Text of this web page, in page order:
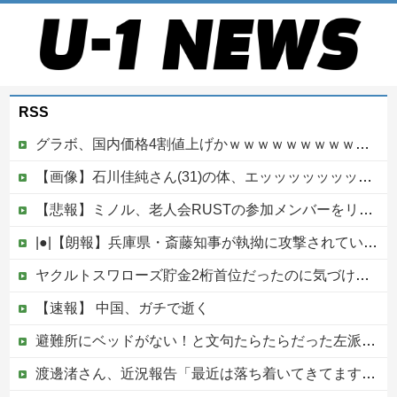
RSS
グラボ、国内価格4割値上げかｗｗｗｗｗｗｗｗｗｗｗｗｗｗｗｗ
【画像】石川佳純さん(31)の体、エッッッッッッッッッッッッッッッッッ！
【悲報】ミノル、老人会RUSTの参加メンバーをリークしていた模様…
|●|【朗報】兵庫県・斎藤知事が執拗に攻撃されている理由判明、県民も知らなかった「多額の費用が発生する状況」を一斉排除
ヤクルトスワローズ貯金2桁首位だったのに気づけば4位DeNAとゲーム差0他
【速報】 中国、ガチで逝く
避難所にベッドがない！と文句たらたらだった左派、実際に避難所にベッドが搬入されてしまった結果……
渡邊渚さん、近況報告「最近は落ち着いてきてます」